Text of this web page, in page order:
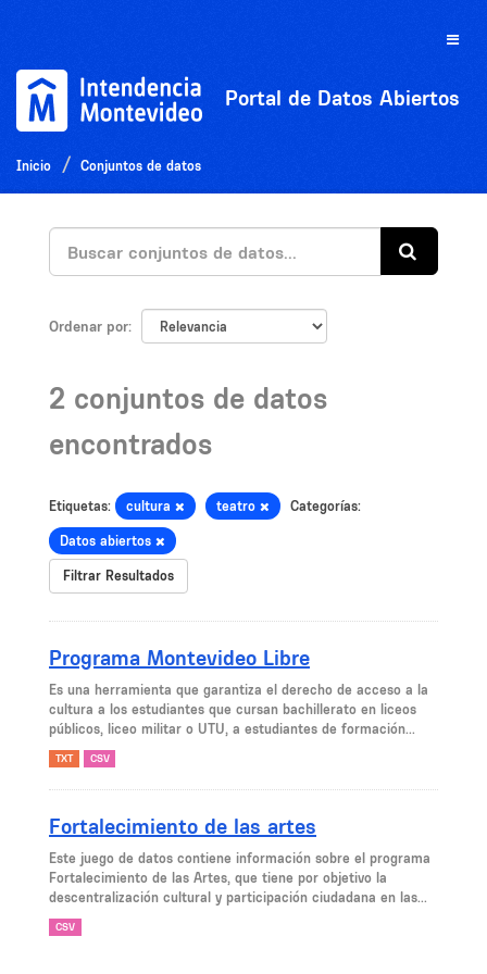
Toggle
Portal de Datos Abiertos
Inicio Conjuntos de datos
Ordenar por
2 conjuntos de datos
encontrados
Etiquetas: cultura teatro Categorías:
Datos abiertos
Filtrar Resultados
Programa Montevideo Libre
Es una herramienta que garantiza el derecho de acceso a la
cultura a los estudiantes que cursan bachillerato en liceos
públicos, liceo militar o UTU, a estudiantes de formación...
TXT CSV
Fortalecimiento de las artes
Este juego de datos contiene información sobre el programa
Fortalecimiento de las Artes, que tiene por objetivo la
descentralización cultural y participación ciudadana en las...
CSV